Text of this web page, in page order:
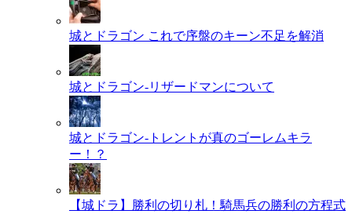
城とドラゴン これで序盤のキーン不足を解消
城とドラゴン-リザードマンについて
城とドラゴン-トレントが真のゴーレムキラ
ー！？
【城ドラ】勝利の切り札！騎馬兵の勝利の方程式